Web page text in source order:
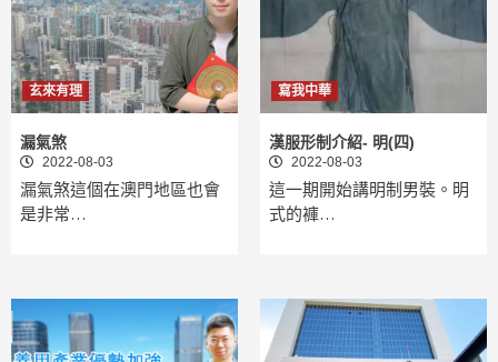
玄來有理
漏氣煞
2022-08-03
漏氣煞這個在澳門地區也會
是非常…
寫我中華
漢服形制介紹- 明(四)
2022-08-03
這一期開始講明制男裝。明
式的褲…